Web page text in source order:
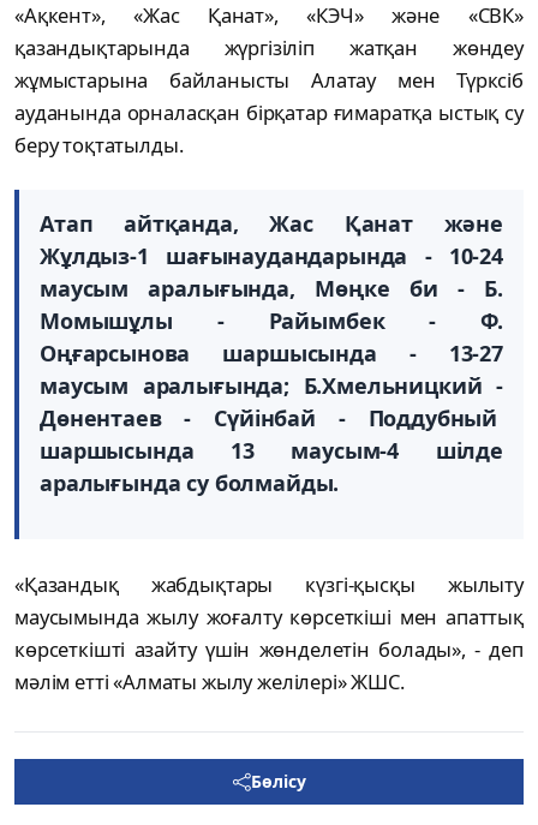
«Ақкент», «Жас Қанат», «КЭЧ» және «СВК»
қазандықтарында жүргізіліп жатқан жөндеу
жұмыстарына байланысты Алатау мен Түрксіб
ауданында орналасқан бірқатар ғимаратқа ыстық су
беру тоқтатылды.
Атап айтқанда, Жас Қанат және
Жұлдыз-1 шағынаудандарында - 10-24
маусым аралығында, Мөңке би - Б.
Момышұлы - Райымбек - Ф.
Оңғарсынова шаршысында - 13-27
маусым аралығында; Б.Хмельницкий -
Дөнентаев - Сүйінбай - Поддубный
шаршысында 13 маусым-4 шілде
аралығында су болмайды.
«Қазандық жабдықтары күзгі-қысқы жылыту
маусымында жылу жоғалту көрсеткіші мен апаттық
көрсеткішті азайту үшін жөнделетін болады», - деп
мәлім етті «Алматы жылу желілері» ЖШС.
Бөлісу